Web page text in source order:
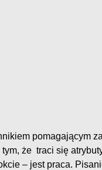
pomagającym
że traci się
– jest praca.